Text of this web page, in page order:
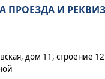
ПРОЕЗДА И
дом 11, строение 12